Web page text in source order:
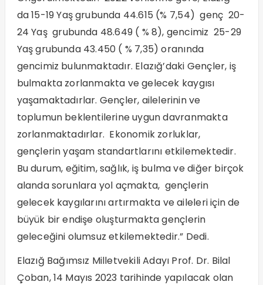
da 15-19 Yaş grubunda 44.615 (% 7,54) genç 20-
24 Yaş grubunda 48.649 ( % 8), gencimiz 25-29
Yaş grubunda 43.450 ( % 7,35) oranında
gencimiz bulunmaktadır. Elazığ’daki Gençler, iş
bulmakta zorlanmakta ve gelecek kaygısı
yaşamaktadırlar. Gençler, ailelerinin ve
toplumun beklentilerine uygun davranmakta
zorlanmaktadırlar. Ekonomik zorluklar,
gençlerin yaşam standartlarını etkilemektedir.
Bu durum, eğitim, sağlık, iş bulma ve diğer birçok
alanda sorunlara yol açmakta, gençlerin
gelecek kaygılarını artırmakta ve aileleri için de
büyük bir endişe oluşturmakta gençlerin
geleceğini olumsuz etkilemektedir.” Dedi.
Elazığ Bağımsız Milletvekili Adayı Prof. Dr. Bilal
Çoban, 14 Mayıs 2023 tarihinde yapılacak olan